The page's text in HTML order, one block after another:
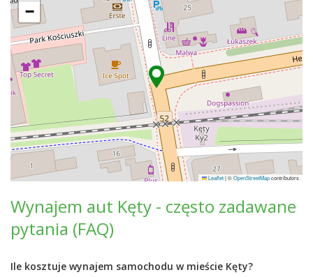
−
Leaflet|©OpenStreetMapcontributors
Wynajem aut Kęty - często zadawane
pytania (FAQ)
Ile kosztuje wynajem samochodu w mieście Kęty?